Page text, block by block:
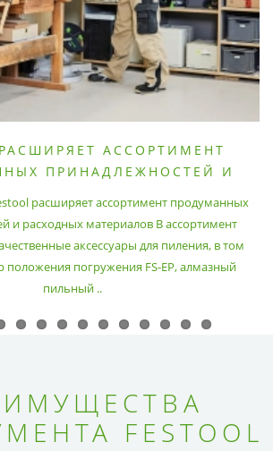
РАСШИРЯЕТ АССОРТИМЕНТ
ПРИНАДЛЕЖНОСТЕЙ И
расширяет ассортимент продуманных
и расходных материалов В ассортимент
аксессуары для пиления, в том
положения погружения FS-EP, алмазный
пильный ..
FESTOOL